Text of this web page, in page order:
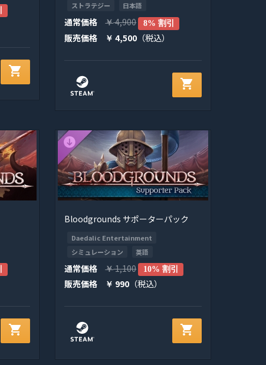
shopping_cart
ストラテジー
日本語
通常価格 ￥4,900 8% 割引
販売価格 ￥ 4,500 （税込）
shopping_cart
shopping_cart
Bloodgrounds サポーターパック
Daedalic Entertainment
シミュレーション
英語
通常価格 ￥1,100 10% 割引
販売価格 ￥ 990 （税込）
shopping_cart